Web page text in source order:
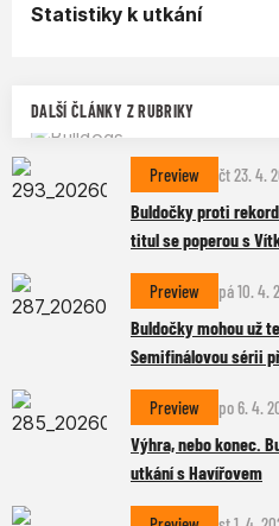
Statistiky k utkání
DALŠÍ ČLÁNKY Z RUBRIKY
Preview čt 23. 4.
Buldočky proti
titul se poperou s
Preview pá 10. 4.
Buldočky mohou už
Semifinálovou sérii
Preview po 6. 4.
Výhra, nebo konec.
utkání s Havířovem